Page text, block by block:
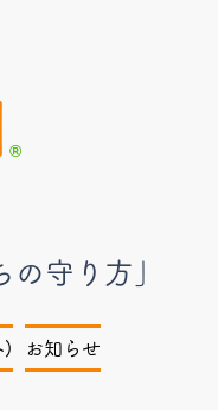
®︎
守り方」
) お知らせ